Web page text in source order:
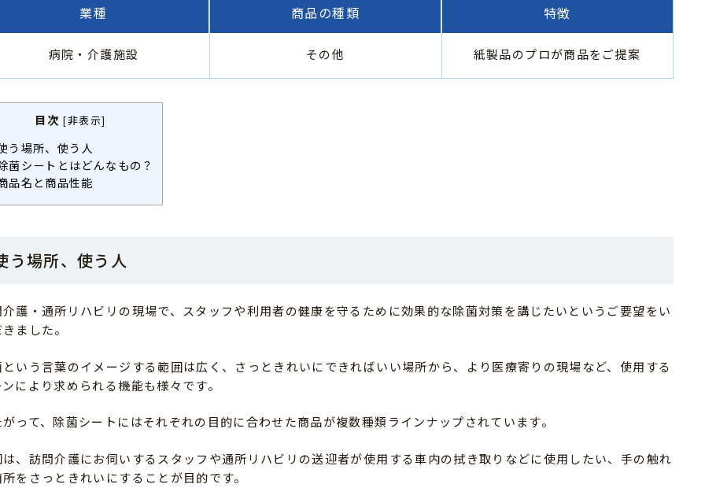
業種
病院・介護施設
商品の種類
その他
特徴
紙製品のプロが商品をご提案
目次 [非表示]
う場所、使う人
菌シートとはどんなもの？
品名と商品性能
う場所、使う人
護・通所リハビリの現場で、スタッフや利用者の健康を守るために効果的な除菌対策を講じたいというご要望をい
ました。
という言葉のイメージする範囲は広く、さっときれいにできればいい場所から、より医療寄りの現場など、使用する
により求められる機能も様々です。
がって、除菌シートにはそれぞれの目的に合わせた商品が複数種類ラインナップされています。
、訪問介護にお伺いするスタッフや通所リハビリの送迎者が使用する車内の拭き取りなどに使用したい、手の触れ
をさっときれいにすることが目的です。